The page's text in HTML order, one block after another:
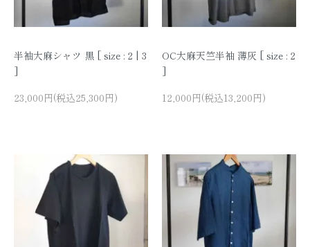
半袖大麻シャツ 黒 [ size : 2 | 3
]
23,000円(税込25,300円)
OC大麻天竺半袖 薄灰 [ size : 2
]
12,000円(税込13,200円)